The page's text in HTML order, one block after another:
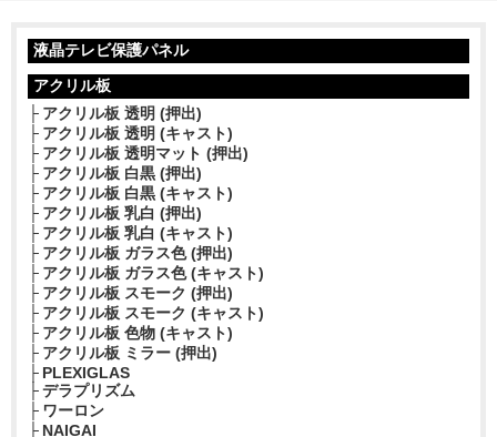
液晶テレビ保護パネル
アクリル板
アクリル板 透明 (押出)
アクリル板 透明 (キャスト)
アクリル板 透明マット (押出)
アクリル板 白黒 (押出)
アクリル板 白黒 (キャスト)
アクリル板 乳白 (押出)
アクリル板 乳白 (キャスト)
アクリル板 ガラス色 (押出)
アクリル板 ガラス色 (キャスト)
アクリル板 スモーク (押出)
アクリル板 スモーク (キャスト)
アクリル板 色物 (キャスト)
アクリル板 ミラー (押出)
PLEXIGLAS
デラプリズム
ワーロン
NAIGAI